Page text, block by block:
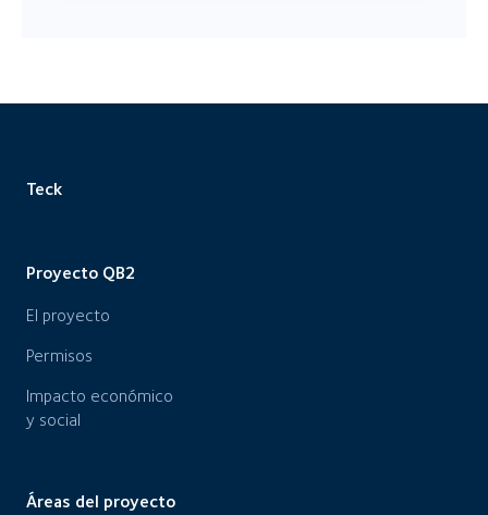
Teck
Proyecto QB2
El proyecto
Permisos
Impacto económico
y social
Áreas del proyecto